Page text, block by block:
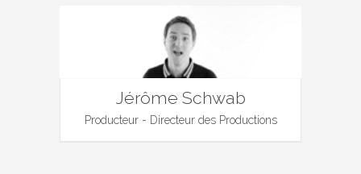
Jérôme Schwab
Producteur - Directeur des Productions